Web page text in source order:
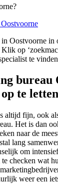
Oostvoorne in
op
te
bureau
te letten
altijd fijn, ook
Het is dan
naar de
lang
om
checken wat
weer een